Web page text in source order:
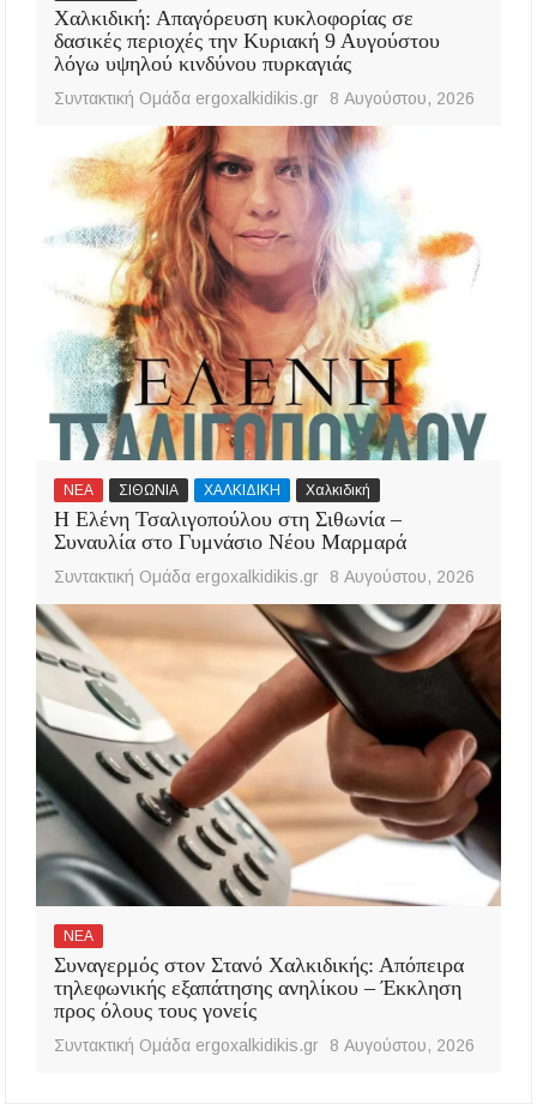
Χαλκιδική: Απαγόρευση κυκλοφορίας σε
δασικές περιοχές την Κυριακή 9 Αυγούστου
λόγω υψηλού κινδύνου πυρκαγιάς
Συντακτική Ομάδα ergoxalkidikis.gr 8 Αυγούστου, 2026
ΝΕΑ ΣΙΘΩΝΙΑ ΧΑΛΚΙΔΙΚΗ Χαλκιδική
Η Ελένη Τσαλιγοπούλου στη Σιθωνία –
Συναυλία στο Γυμνάσιο Νέου Μαρμαρά
Συντακτική Ομάδα ergoxalkidikis.gr 8 Αυγούστου, 2026
ΝΕΑ
Συναγερμός στον Στανό Χαλκιδικής: Απόπειρα
τηλεφωνικής εξαπάτησης ανηλίκου – Έκκληση
προς όλους τους γονείς
Συντακτική Ομάδα ergoxalkidikis.gr 8 Αυγούστου, 2026